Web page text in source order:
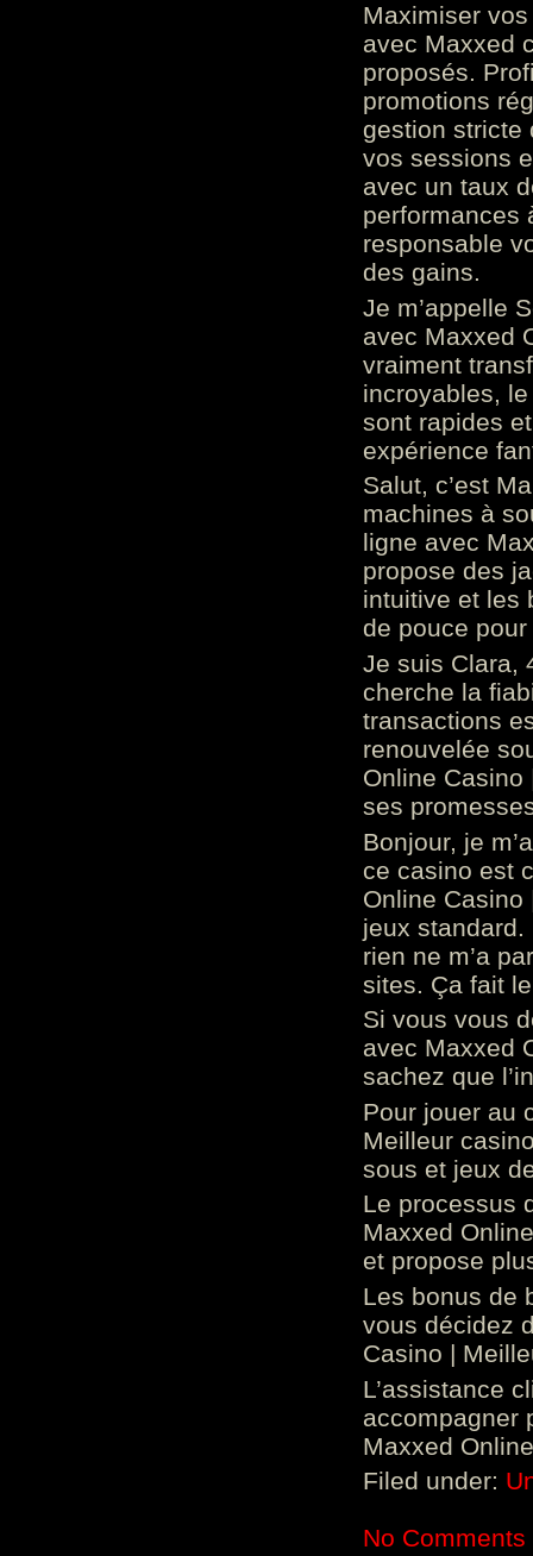
Maximiser
avec Maxxed
proposés.
promotions
gestion stricte
vos sessions
avec un taux
performances
responsable
des gains.
Je m’appelle
avec Maxxed
vraiment
incroyables,
sont rapides
expérience
Salut, c’est
machines à
ligne avec
propose des
intuitive et les
de pouce
Je suis Clara,
cherche la
transactions
renouvelée
Online
ses
Bonjour, je
ce casino est
Online
jeux standard.
rien ne m’a
sites. Ça fait
Si vous vous
avec Maxxed
sachez que
Pour jouer au
Meilleur
sous et jeux
Le processus
Maxxed
et propose
Les bonus de
vous décidez
Casino |
L’assistance
accompagner
Maxxed
Filed under:
No Comments